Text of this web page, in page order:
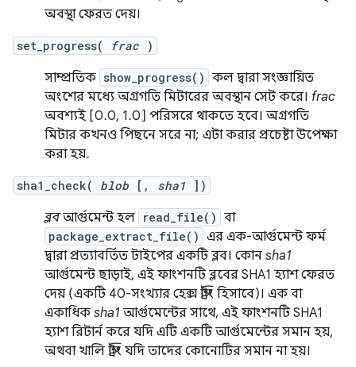
অবস্থা ফেরত দেয়।
set_progress( frac )
সাম্প্রতিক show_progress() কল দ্বারা সংজ্ঞায়িত
অংশের মধ্যে অগ্রগতি মিটারের অবস্থান সেট করে। frac
অবশ্যই [0.0, 1.0] পরিসরে থাকতে হবে। অগ্রগতি
মিটার কখনও পিছনে সরে না; এটা করার প্রচেষ্টা উপেক্ষা
করা হয়.
sha1_check( blob [, sha1 ])
ব্লবআর্গুমেন্ট হল read_file() বা
package_extract_file() এর এক-আর্গুমেন্ট ফর্ম
দ্বারা প্রত্যাবর্তিত টাইপের একটি ব্লব। কোন sha1
আর্গুমেন্ট ছাড়াই, এই ফাংশনটি ব্লবের SHA1 হ্যাশ ফেরত
দেয় (একটি 40-সংখ্যার হেক্স স্ট্রিং হিসাবে)। এক বা
একাধিক sha1 আর্গুমেন্টের সাথে, এই ফাংশনটি SHA1
হ্যাশ রিটার্ন করে যদি এটি একটি আর্গুমেন্টের সমান হয়,
অথবা খালি স্ট্রিং যদি তাদের কোনোটির সমান না হয়।